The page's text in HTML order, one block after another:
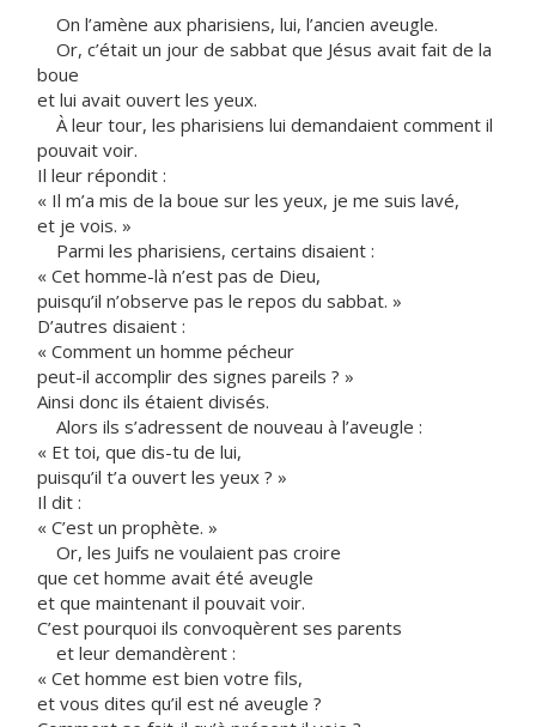
On l’amène aux pharisiens, lui, l’ancien aveugle.
Or, c’était un jour de sabbat que Jésus avait fait de la
boue
et lui avait ouvert les yeux.
À leur tour, les pharisiens lui demandaient comment il
pouvait voir.
Il leur répondit :
« Il m’a mis de la boue sur les yeux, je me suis lavé,
et je vois. »
Parmi les pharisiens, certains disaient :
« Cet homme-là n’est pas de Dieu,
puisqu’il n’observe pas le repos du sabbat. »
D’autres disaient :
« Comment un homme pécheur
peut-il accomplir des signes pareils ? »
Ainsi donc ils étaient divisés.
Alors ils s’adressent de nouveau à l’aveugle :
« Et toi, que dis-tu de lui,
puisqu’il t’a ouvert les yeux ? »
Il dit :
« C’est un prophète. »
Or, les Juifs ne voulaient pas croire
que cet homme avait été aveugle
et que maintenant il pouvait voir.
C’est pourquoi ils convoquèrent ses parents
et leur demandèrent :
« Cet homme est bien votre fils,
et vous dites qu’il est né aveugle ?